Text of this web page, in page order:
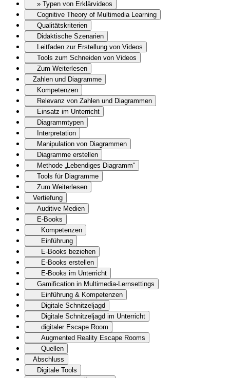
» Typen von Erklärvideos
Cognitive Theory of Multimedia Learning
Qualitätskriterien
Didaktische Szenarien
Leitfaden zur Erstellung von Videos
Tools zum Schneiden von Videos
Zum Weiterlesen
Zahlen und Diagramme
Kompetenzen
Relevanz von Zahlen und Diagrammen
Einsatz im Unterricht
Diagrammtypen
Interpretation
Manipulation von Diagrammen
Diagramme erstellen
Methode „Lebendiges Diagramm“
Tools für Diagramme
Zum Weiterlesen
Vertiefung
Auditive Medien
E-Books
Kompetenzen
Einführung
E-Books beziehen
E-Books erstellen
E-Books im Unterricht
Gamification in Multimedia-Lernsettings
Einführung & Kompetenzen
Digitale Schnitzeljagd
Digitale Schnitzeljagd im Unterricht
digitaler Escape Room
Augmented Reality Escape Rooms
Quellen
Abschluss
Digitale Tools